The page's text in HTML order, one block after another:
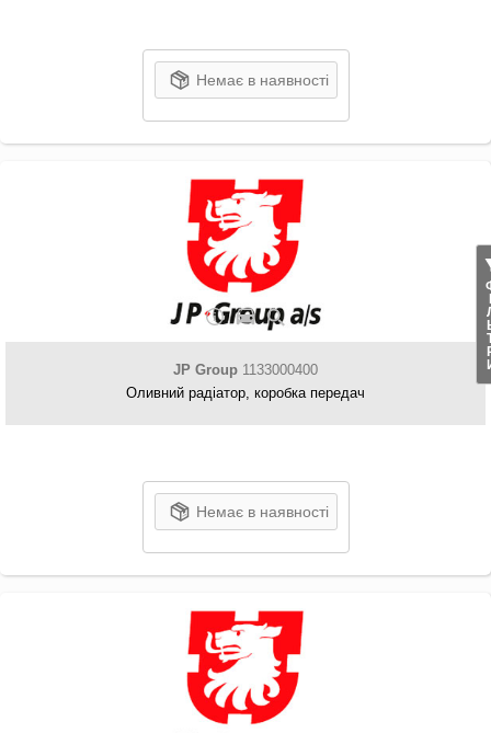
Немає в наявності
JP Group 1133000400
Оливний радіатор, коробка передач
Немає в наявності